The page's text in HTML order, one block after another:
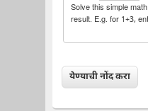
Solve this simple
result. E.g. for 1+3,